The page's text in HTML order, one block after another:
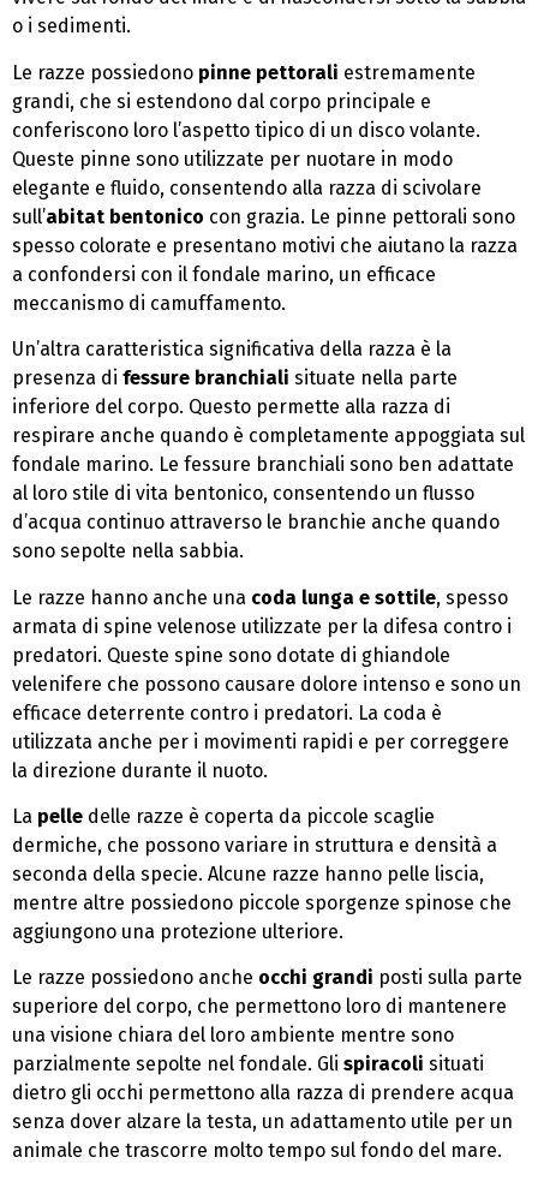
o i sedimenti.
Le razze possiedono pinne pettorali estremamente
grandi, che si estendono dal corpo principale e
conferiscono loro l’aspetto tipico di un disco volante.
Queste pinne sono utilizzate per nuotare in modo
elegante e fluido, consentendo alla razza di scivolare
sull’abitat bentonico con grazia. Le pinne pettorali sono
spesso colorate e presentano motivi che aiutano la razza
a confondersi con il fondale marino, un efficace
meccanismo di camuffamento.
Un’altra caratteristica significativa della razza è la
presenza di fessure branchiali situate nella parte
inferiore del corpo. Questo permette alla razza di
respirare anche quando è completamente appoggiata sul
fondale marino. Le fessure branchiali sono ben adattate
al loro stile di vita bentonico, consentendo un flusso
d’acqua continuo attraverso le branchie anche quando
sono sepolte nella sabbia.
Le razze hanno anche una coda lunga e sottile, spesso
armata di spine velenose utilizzate per la difesa contro i
predatori. Queste spine sono dotate di ghiandole
velenifere che possono causare dolore intenso e sono un
efficace deterrente contro i predatori. La coda è
utilizzata anche per i movimenti rapidi e per correggere
la direzione durante il nuoto.
La pelle delle razze è coperta da piccole scaglie
dermiche, che possono variare in struttura e densità a
seconda della specie. Alcune razze hanno pelle liscia,
mentre altre possiedono piccole sporgenze spinose che
aggiungono una protezione ulteriore.
Le razze possiedono anche occhi grandi posti sulla parte
superiore del corpo, che permettono loro di mantenere
una visione chiara del loro ambiente mentre sono
parzialmente sepolte nel fondale. Gli spiracoli situati
dietro gli occhi permettono alla razza di prendere acqua
senza dover alzare la testa, un adattamento utile per un
animale che trascorre molto tempo sul fondo del mare.